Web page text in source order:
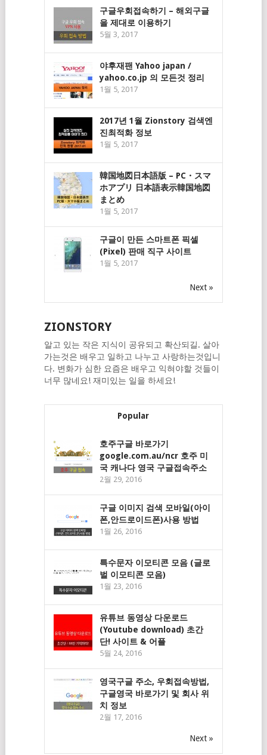
구글우회접속하기 – 해외구글
을 제대로 이용하기
5월 3, 2017
야후재팬 Yahoo japan /
yahoo.co.jp 의 모든것 정리
1월 5, 2017
2017년 1월 Zionstory 검색엔
진최적화 정보
1월 5, 2017
韓国地図日本語版 – PC・スマ
ホアプリ 日本語表示韓国地図
まとめ
1월 5, 2017
구글이 만든 스마트폰 픽셀
(Pixel) 판매 직구 사이트
1월 5, 2017
Next »
ZIONSTORY
알고 있는 작은 지식이 공유되고 확산되길. 살아
가는것은 배우고 일하고 나누고 사랑하는것입니
다. 변화가 심한 요즘은 배우고 익혀야할 것들이
너무 많네요! 재미있는 일을 하세요!
Popular
호주구글 바로가기
google.com.au/ncr 호주 미
국 캐나다 영국 구글접속주소
2월 29, 2016
구글 이미지 검색 모바일(아이
폰,안드로이드폰)사용 방법
1월 26, 2016
특수문자 이모티콘 모음 (글로
벌 이모티콘 모음)
1월 23, 2016
유튜브 동영상 다운로드
(Youtube download) 초간
단! 사이트 & 어플
5월 24, 2016
영국구글 주소, 우회접속방법,
구글영국 바로가기 및 회사 위
치 정보
2월 17, 2016
Next »